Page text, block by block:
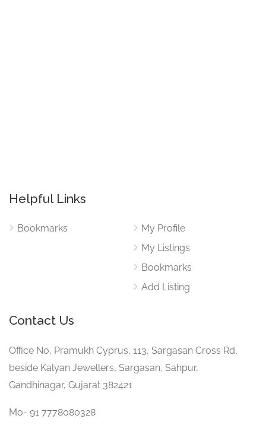
Helpful Links
Bookmarks
My Profile
My Listings
Bookmarks
Add Listing
Contact Us
Office No, Pramukh Cyprus, 113, Sargasan Cross Rd,
beside Kalyan Jewellers, Sargasan, Sahpur,
Gandhinagar, Gujarat 382421
Mo- 91 7778080328